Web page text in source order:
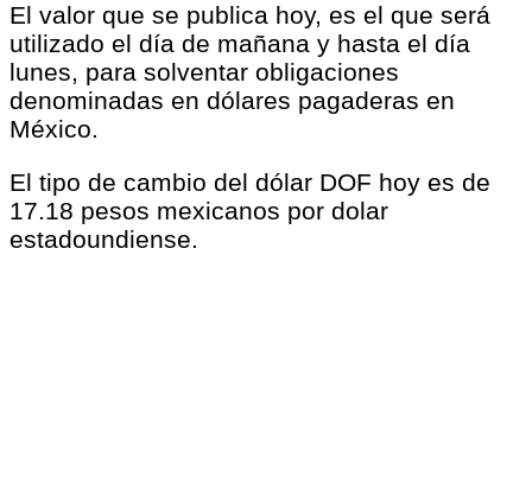
El valor que se publica hoy, es el que será
utilizado el día de mañana y hasta el día
lunes, para solventar obligaciones
denominadas en dólares pagaderas en
México.
El tipo de cambio del dólar DOF hoy es de
17.18 pesos mexicanos por dolar
estadoundiense.